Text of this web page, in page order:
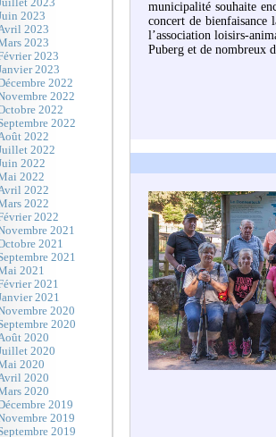
2023
2023
2023
2023
2023
2022
2022
2022
2022
2022
2022
2022
2022
2022
2022
2022
2021
2021
2021
2021
2021
2021
2020
2020
2020
2020
2020
2020
2020
2019
2019
2019
municipalité souhaite
concert de bienfaisance
l’association loisirs-
Puberg et de nombreux